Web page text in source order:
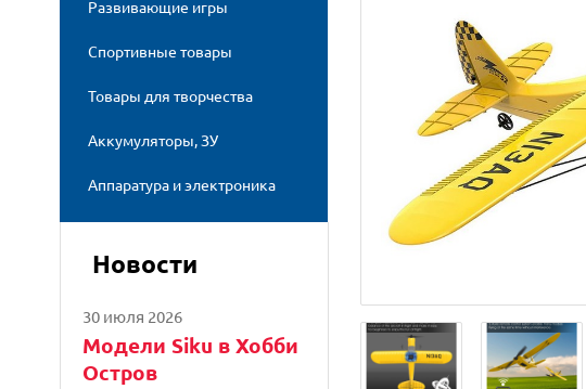
Развивающие игры
Спортивные товары
Товары для творчества
Аккумуляторы, ЗУ
Аппаратура и электроника
Новости
30 июля 2026
Модели Siku в Хобби
Остров